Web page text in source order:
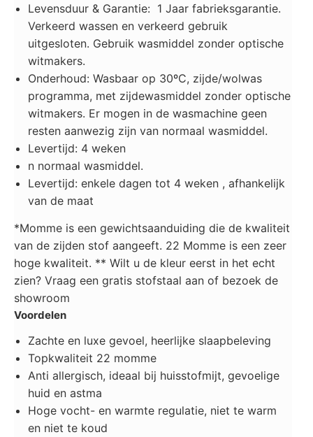
Levensduur & Garantie: 1 Jaar fabrieksgarantie.
Verkeerd wassen en verkeerd gebruik
uitgesloten. Gebruik wasmiddel zonder optische
witmakers.
Onderhoud: Wasbaar op 30ºC, zijde/wolwas
programma, met zijdewasmiddel zonder optische
witmakers. Er mogen in de wasmachine geen
resten aanwezig zijn van normaal wasmiddel.
Levertijd: 4 weken
n normaal wasmiddel.
Levertijd: enkele dagen tot 4 weken , afhankelijk
van de maat
*Momme is een gewichtsaanduiding die de kwaliteit
van de zijden stof aangeeft. 22 Momme is een zeer
hoge kwaliteit. ** Wilt u de kleur eerst in het echt
zien? Vraag een gratis stofstaal aan of bezoek de
showroom
Voordelen
Zachte en luxe gevoel, heerlijke slaapbeleving
Topkwaliteit 22 momme
Anti allergisch, ideaal bij huisstofmijt, gevoelige
huid en astma
Hoge vocht- en warmte regulatie, niet te warm
en niet te koud